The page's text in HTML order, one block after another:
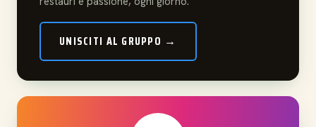
UNISCITI AL GRUPPO →